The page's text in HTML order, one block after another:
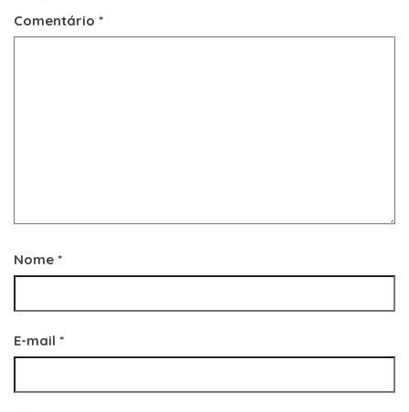
Comentário *
Nome *
E-mail *